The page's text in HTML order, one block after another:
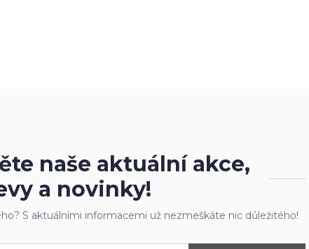
naše aktuální akce,
a novinky!
S aktuálními informacemi už nezmeškáte nic důležitého!